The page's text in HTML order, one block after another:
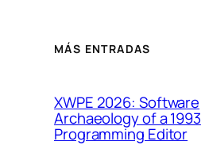
MÁS ENTRADAS
XWPE 2026: Software
Archaeology of a 1993
Programming Editor